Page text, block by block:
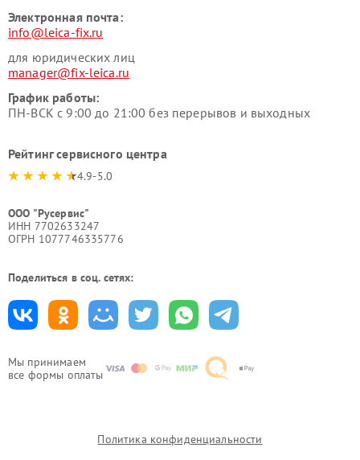
Мы принимаем
все формы оплаты
Электронная почта:
info@leica-fix.ru
для юридических лиц
manager@fix-leica.ru
График работы:
ПН-ВСК с 9:00 до 21:00 без перерывов и выходных
Рейтинг сервисного центра
4.9-5.0
ООО "Русервис"
ИНН 7702633247
ОГРН 1077746335776
Поделиться в соц. сетях:
Политика конфиденциальности